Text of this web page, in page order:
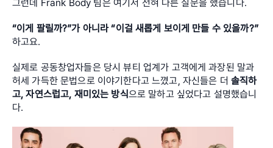
그런데 Frank Body 팀은 여기서 전혀 다른 질문을 했습니다.
“이게 팔릴까?”가 아니라 “이걸 새롭게 보이게 만들 수 있을까?”
하고요.
실제로 공동창업자들은 당시 뷰티 업계가 고객에게 과장된 말과
허세 가득한 문법으로 이야기한다고 느꼈고, 자신들은 더 솔직하
고, 자연스럽고, 재미있는 방식으로 말하고 싶었다고 설명했습니
다.